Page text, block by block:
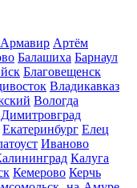
Армавир Артём
Балашиха Барнаул
Благовещенск
Владикавказ
Вологда
Димитровград
Екатеринбург Елец
Иваново
Калуга
Кемерово Керчь